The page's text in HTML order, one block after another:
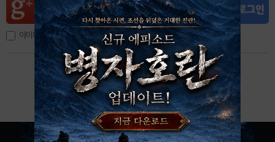
아이디, 이메일 저장
아이디 / 비밀번호 찾기 회원가입